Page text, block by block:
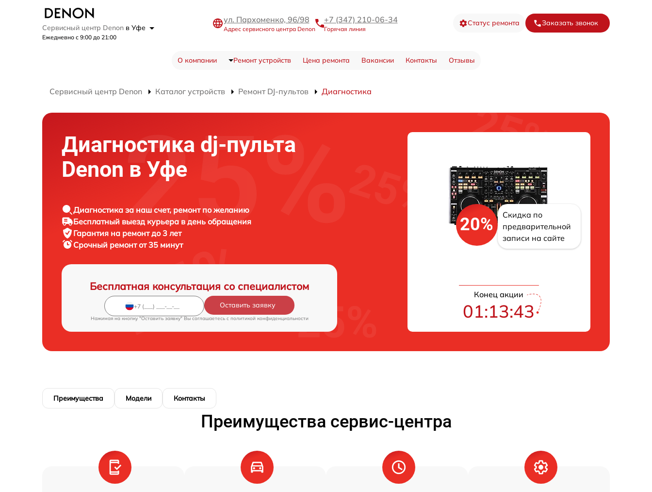
Сервисный центр Denon в Уфе
Ежедневно с 9:00 до 21:00
ул. Пархоменко, 96/98
Адрес сервисного центра Denon
+7 (347) 210-06-34
Горячая линия
Статус ремонта Заказать звонок
О компании Ремонт устройств Цена ремонта Вакансии Контакты Отзывы
Сервисный центр Denon Каталог устройств Ремонт DJ-пультов Диагностика
Диагностика dj-пульта
Denon в Уфе
Диагностика за наш счет, ремонт по желанию
Бесплатный выезд курьера в день обращения
Гарантия на ремонт до 3 лет
Срочный ремонт от 35 минут
Бесплатная консультация со специалистом
Оставить заявку
Нажимая на кнопку "Оставить заявку" Вы соглашаетесь c политикой конфиденциальности
20%
Скидка по
предварительной
записи на сайте
Конец акции
01:13:42
Преимущества Модели Контакты
Преимущества сервис-центра